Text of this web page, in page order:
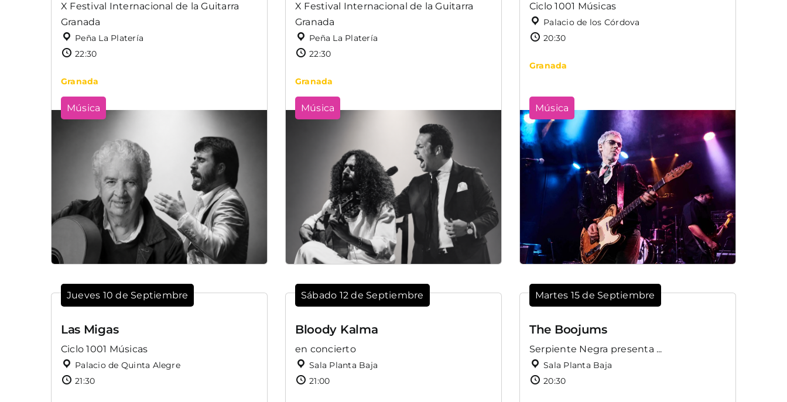
X Festival Internacional de la Guitarra
Granada
Peña La Platería
22:30
Granada
Música
X Festival Internacional de la Guitarra
Granada
Peña La Platería
22:30
Granada
Música
Ciclo 1001 Músicas
Palacio de los Córdova
20:30
Granada
Música
Jueves 10 de Septiembre
Las Migas
Ciclo 1001 Músicas
Palacio de Quinta Alegre
21:30
Sábado 12 de Septiembre
Bloody Kalma
en concierto
Sala Planta Baja
21:00
Martes 15 de Septiembre
The Boojums
Serpiente Negra presenta ...
Sala Planta Baja
20:30